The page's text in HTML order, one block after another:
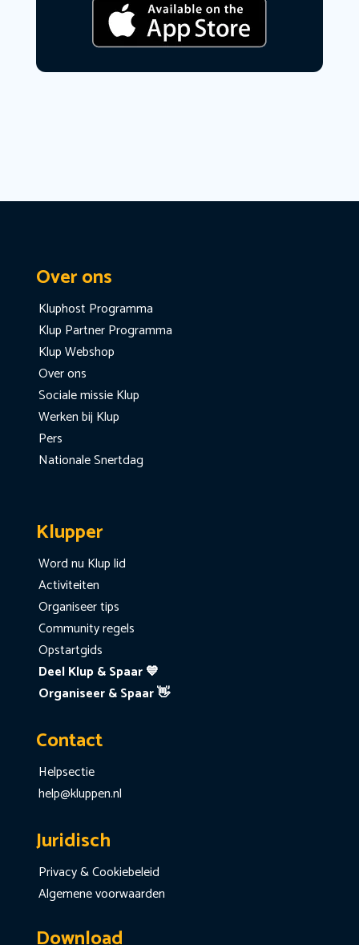
Over ons
Kluphost Programma
Klup Partner Programma
Klup Webshop
Over ons
Sociale missie Klup
Werken bij Klup
Pers
Nationale Snertdag
Klupper
Word nu Klup lid
Activiteiten
Organiseer tips
Community regels
Opstartgids
Deel Klup & Spaar 💙
Organiseer & Spaar 👋
Contact
Helpsectie
help@kluppen.nl
Juridisch
Privacy & Cookiebeleid
Algemene voorwaarden